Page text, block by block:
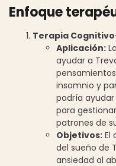
Enfoque
Terapia
Aplicación:
ayudar a
insomnio y
podría
para
patrones de
Objetivos: El
del sueño de
ansiedad al